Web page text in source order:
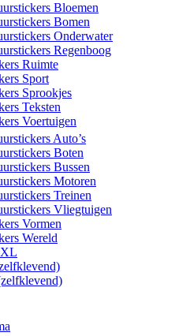
Bloemen
Bomen
Onderwater
Regenboog
Ruimte
Sport
Sprookjes
Teksten
Voertuigen
Auto’s
Boten
Bussen
Motoren
Treinen
Vliegtuigen
Vormen
Wereld